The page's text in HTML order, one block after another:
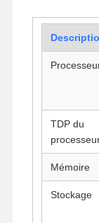
TDP du
Mémoire
Stockage